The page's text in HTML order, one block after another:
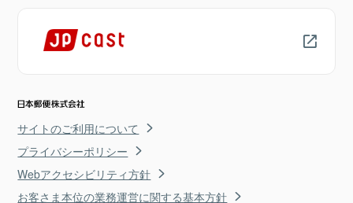
サイトのご利用について
プライバシーポリシー
Webアクセシビリティ方針
お客さま本位の業務運営に関する基本方針